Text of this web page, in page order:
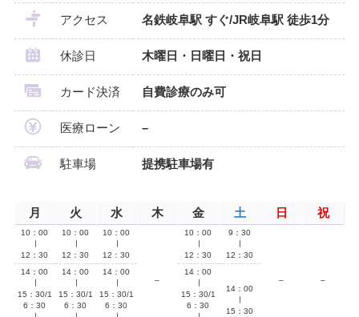
アクセス 名鉄岐阜駅 すぐ/JR岐阜駅 徒歩1分
休診日 木曜日・日曜日・祝日
カード決済 自費診療のみ可
医療ローン –
駐車場 提携駐車場有
月 火 水 木 金 土 日 祝
10：00
12：30
10：00
12：30
10：00
12：30
–
10：00
12：30
9：30
12：30
– –
14：00
15：30/1
6：30
14：00
15：30/1
6：30
14：00
15：30/1
6：30
14：00
15：30/1
6：30
14：00
15：30